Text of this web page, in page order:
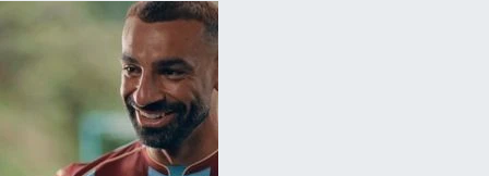
Kim kimdir?
Kültür Sanat
Sağlık